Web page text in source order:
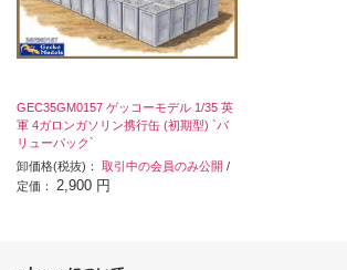
GEC35GM0157 ゲッコーモデル 1/35 英
軍 4ガロンガソリン携行缶 (初期型) `バ
リューパック`
卸価格(税抜)： 取引中の会員のみ公開 /
定価： 2,900 円